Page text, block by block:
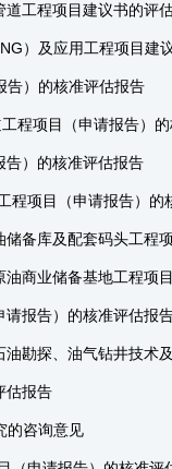
工程项目建议书的评
）及应用工程项目建
告）的核准评估报告
程项目（申请报告）
告）的核准评估报告
程项目（申请报告）的
备库及配套码头工程
商业储备基地工程项
报告）的核准评估报
勘探、油气钻井技术
估报告
的咨询意见